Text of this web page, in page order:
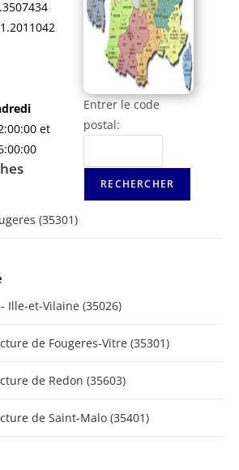
Entrer le code
postal:
et
(35301)
Ille-et-Vilaine (35026)
de Fougeres-Vitre (35301)
de Redon (35603)
de Saint-Malo (35401)